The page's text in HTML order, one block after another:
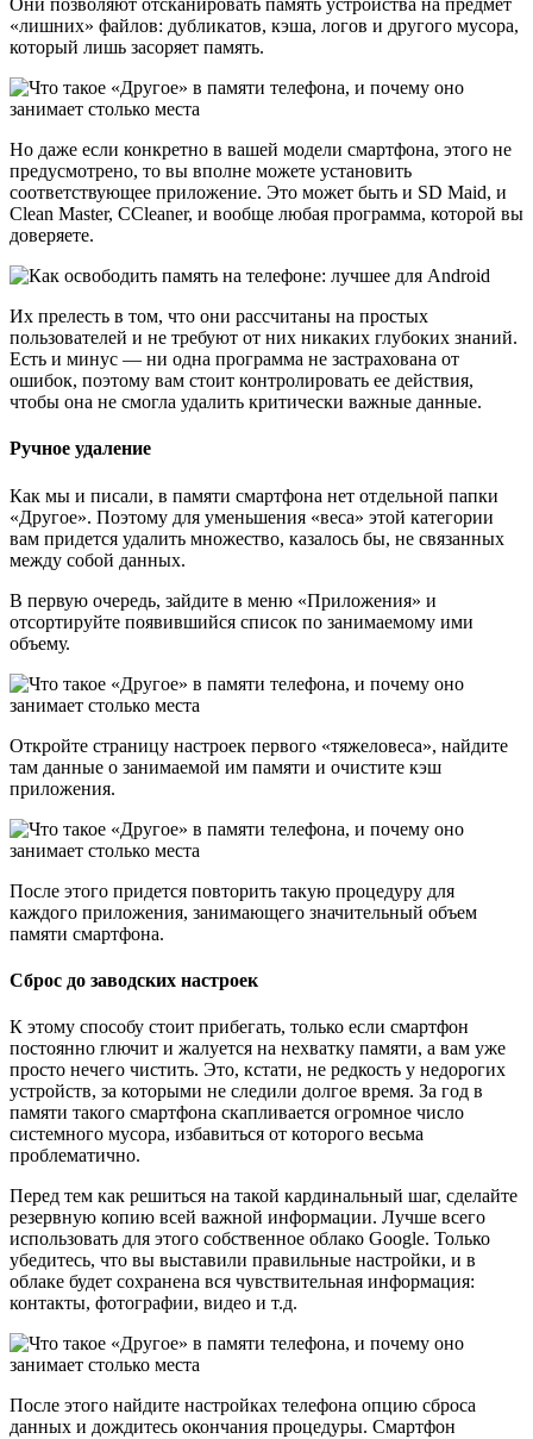
Но даже если конкретно в вашей модели смартфона, этого не
предусмотрено, то вы вполне можете установить
соответствующее приложение. Это может быть и SD Maid, и
Clean Master, CCleaner, и вообще любая программа, которой вы
доверяете.
Их прелесть в том, что они рассчитаны на простых
пользователей и не требуют от них никаких глубоких знаний.
Есть и минус — ни одна программа не застрахована от
ошибок, поэтому вам стоит контролировать ее действия,
чтобы она не смогла удалить критически важные данные.
Ручное удаление
Как мы и писали, в памяти смартфона нет отдельной папки
«Другое». Поэтому для уменьшения «веса» этой категории
вам придется удалить множество, казалось бы, не связанных
отсортируйте появившийся список по занимаемому ими
объему.
Откройте страницу настроек первого «тяжеловеса», найдите
там данные о занимаемой им памяти и очистите кэш
приложения.
После этого придется повторить такую процедуру для
каждого приложения, занимающего значительный объем
памяти смартфона.
Сброс до заводских настроек
К этому способу стоит прибегать, только если смартфон
постоянно глючит и жалуется на нехватку памяти, а вам уже
просто нечего чистить. Это, кстати, не редкость у недорогих
памяти такого смартфона скапливается огромное число
проблематично.
Перед тем как решиться на такой кардинальный шаг, сделайте
резервную копию всей важной информации. Лучше всего
использовать для этого собственное облако Google. Только
убедитесь, что вы выставили правильные настройки, и в
облаке будет сохранена вся чувствительная информация:
контакты, фотографии, видео и т.д.
После этого найдите настройках телефона опцию сброса
данных и дождитесь окончания процедуры. Смартфон
перезагрузится со сбросом до заводских настроек, и вам
останется авторизоваться в аккаунте Google и дождаться
восстановления данных.
Выводы